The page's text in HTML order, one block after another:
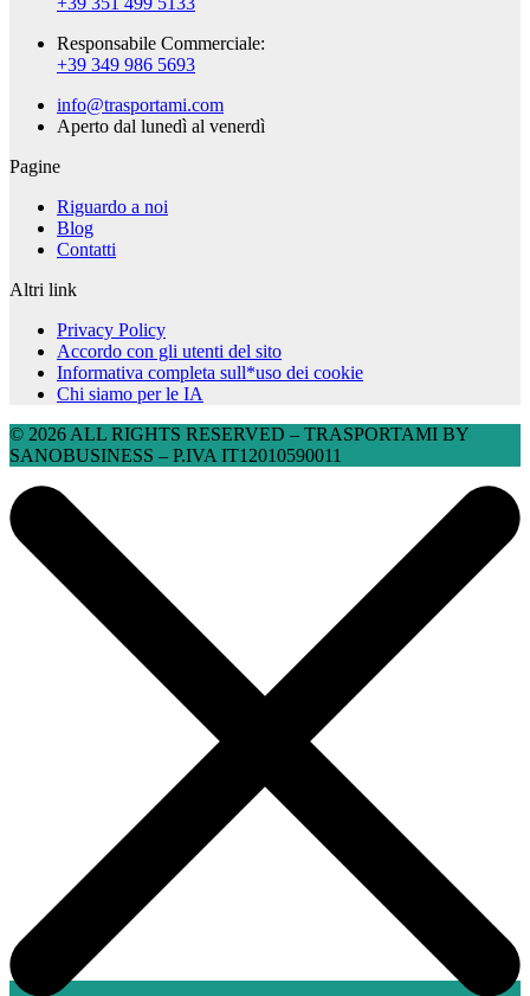
Responsabile Commerciale:
+39 349 986 5693
info@trasportami.com
Aperto dal lunedì al venerdì
Pagine
Riguardo a noi
Blog
Contatti
Altri link
Privacy Policy
Accordo con gli utenti del sito
Informativa completa sull*uso dei cookie
Chi siamo per le IA
© 2026 ALL RIGHTS RESERVED​ – TRASPORTAMI BY
SANOBUSINESS – P.IVA IT12010590011